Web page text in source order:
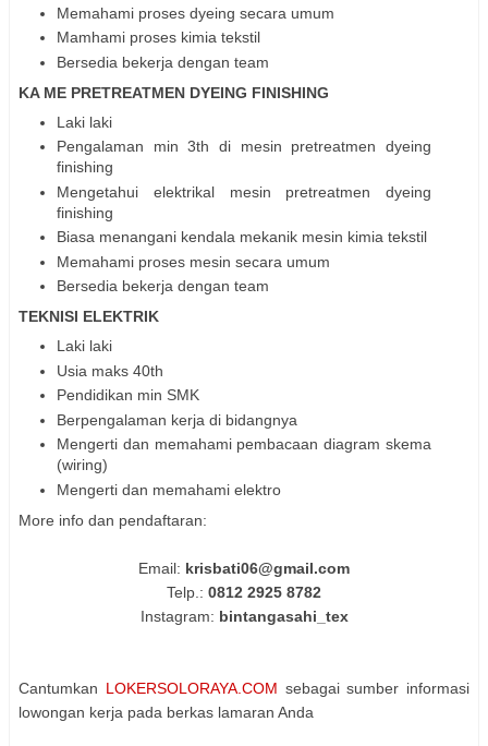
Memahami proses dyeing secara umum
Mamhami proses kimia tekstil
Bersedia bekerja dengan team
KA ME PRETREATMEN DYEING FINISHING
Laki laki
Pengalaman min 3th di mesin pretreatmen dyeing
finishing
Mengetahui elektrikal mesin pretreatmen dyeing
finishing
Biasa menangani kendala mekanik mesin kimia tekstil
Memahami proses mesin secara umum
Bersedia bekerja dengan team
TEKNISI ELEKTRIK
Laki laki
Usia maks 40th
Pendidikan min SMK
Berpengalaman kerja di bidangnya
Mengerti dan memahami pembacaan diagram skema
(wiring)
Mengerti dan memahami elektro
More info dan pendaftaran:
Email: krisbati06@gmail.com
Telp.: 0812 2925 8782
Instagram: bintangasahi_tex
Cantumkan LOKERSOLORAYA.COM sebagai sumber informasi
lowongan kerja pada berkas lamaran Anda